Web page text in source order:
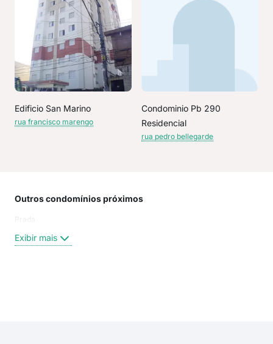
Edificio San Marino
rua francisco marengo
Condominio Pb 290
Residencial
rua pedro bellegarde
Outros condomínios próximos
Exibir mais